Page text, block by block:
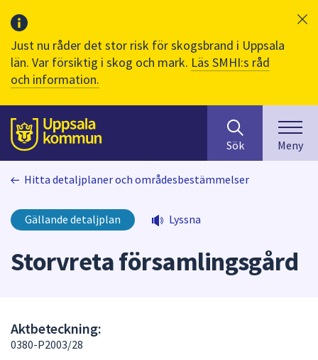
Just nu råder det stor risk för skogsbrand i Uppsala
län. Var försiktig i skog och mark. Läs SMHI:s råd
och information.
Till sidans
huvudinnehåll
efter
innehåll
på
webbplatsen.
skriva
i
Sök Meny
Hitta detaljplaner och områdesbestämmelser
Gällande detaljplan Lyssna
Storvreta församlingsgård
Aktbeteckning:
0380-P2003/28